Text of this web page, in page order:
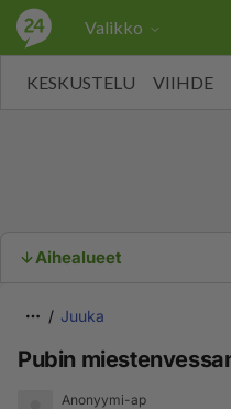
Valikko
KESKUSTELU VIIHDE
Aihealueet
Juuka
Pubin
Anonyymi-ap